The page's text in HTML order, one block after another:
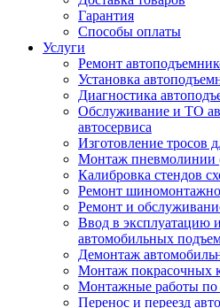
Гарантия
Способы оплаты
Услуги
Ремонт
Установка
Диагностика
Обслуживание и ТО
автосервиса
Изготовление тросов
Монтаж пневмолинии
Калибровка стендов
Ремонт
Ремонт и
Ввод в эксплуатацию
автомобильных
Демонтаж
Монтаж покрасочных
Монтажные работы по
Перенос и переезд